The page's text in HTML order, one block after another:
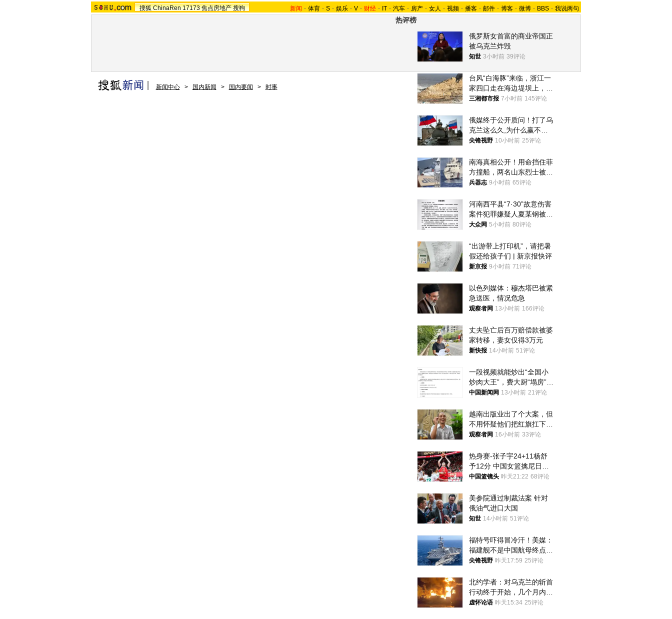
搜狐 ChinaRen 17173 焦点房地产 搜狗 新闻 - 体育 - S - 娱乐 - V - 财经 - IT - 汽车 - 房产 - 女人 - 视频 - 播客 - 邮件 - 博客 - 微博 - BBS - 我说两句
热评榜
俄罗斯女首富的商业帝国正
被乌克兰炸毁
知世 3小时前 39评论
台风“白海豚”来临，浙江一
家四口走在海边堤坝上，其
中9岁男孩被巨浪卷入海
三湘都市报 7小时前 145评论
俄媒终于公开质问！打了乌
克兰这么久,为什么赢不了?
答案令人沉默
尖锋视野 10小时前 25评论
南海真相公开！用命挡住菲
方撞船，两名山东烈士被授
武警最高荣誉
兵器志 9小时前 65评论
河南西平县“7·30”故意伤害
案件犯罪嫌疑人夏某钢被抓
获
大众网 5小时前 80评论
“出游带上打印机”，请把暑
假还给孩子们 | 新京报快评
新京报 9小时前 71评论
以色列媒体：穆杰塔巴被紧
急送医，情况危急
观察者网 13小时前 166评论
丈夫坠亡后百万赔偿款被婆
家转移，妻女仅得3万元
新快报 14小时前 51评论
一段视频就能炒出“全国小
炒肉大王”，费大厨“塌房”了
吗？
中国新闻网 13小时前 21评论
越南出版业出了个大案，但
不用怀疑他们把红旗扛下去
的决心
观察者网 16小时前 33评论
热身赛-张子宇24+11杨舒
予12分 中国女篮擒尼日利
亚
中国篮镜头 昨天21:22 68评论
美参院通过制裁法案 针对
俄油气进口大国
知世 14小时前 51评论
福特号吓得冒冷汗！美媒：
福建舰不是中国航母终点，
而是新起点！
尖锋视野 昨天17:59 25评论
北约学者：对乌克兰的斩首
行动终于开始，几个月内乌
将投降
虚怀论语 昨天15:34 25评论
新闻中心 > 国内新闻 > 国内要闻 > 时事